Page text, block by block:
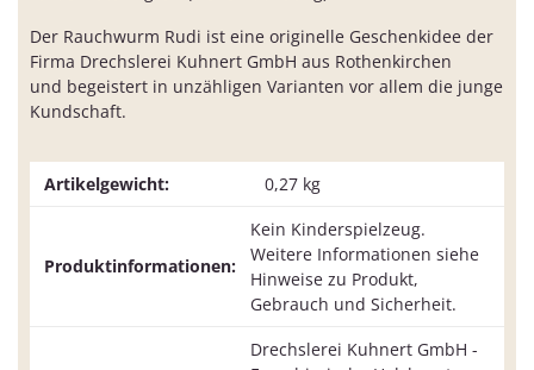
Der Rauchwurm Rudi ist eine originelle Geschenkidee der
Firma Drechslerei Kuhnert GmbH aus Rothenkirchen
und begeistert in unzähligen Varianten vor allem die junge
Kundschaft.
Artikelgewicht: 0,27 kg
Produktinformationen:
Kein Kinderspielzeug.
Weitere Informationen siehe
Hinweise zu Produkt,
Gebrauch und Sicherheit.
Drechslerei Kuhnert GmbH -